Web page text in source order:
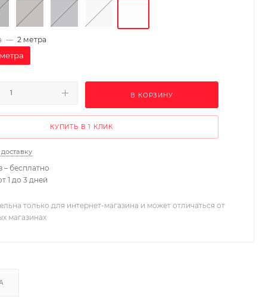
— 2 метра
В КОРЗИНУ
КУПИТЬ В 1 КЛИК
– бесплатно
1 до 3 дней
только для интернет-магазина и может отличаться от
магазинах